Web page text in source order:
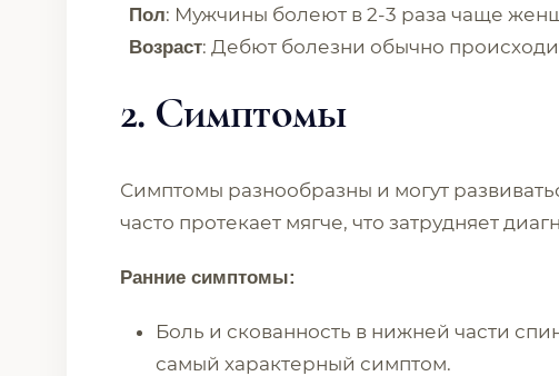
Пол: Мужчины болеют в 2-3 раза чаще
Возраст: Дебют болезни обычно
2. Симптомы
Симптомы разнообразны и могут
часто протекает мягче, что затрудняет
Ранние симптомы:
Боль и скованность в нижней части
самый характерный симптом.